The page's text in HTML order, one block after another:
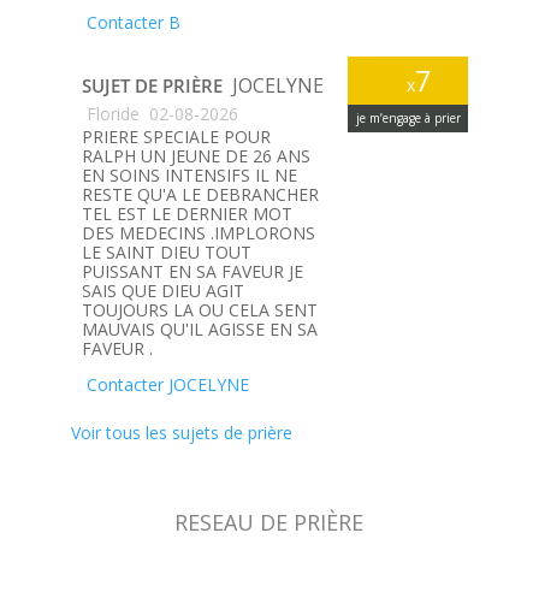
Contacter B
x7
je m’engage à prier
SUJET DE PRIÈRE JOCELYNE
Floride 02-08-2026
PRIERE SPECIALE POUR
RALPH UN JEUNE DE 26 ANS
EN SOINS INTENSIFS IL NE
RESTE QU'A LE DEBRANCHER
TEL EST LE DERNIER MOT
DES MEDECINS .IMPLORONS
LE SAINT DIEU TOUT
PUISSANT EN SA FAVEUR JE
SAIS QUE DIEU AGIT
TOUJOURS LA OU CELA SENT
MAUVAIS QU'IL AGISSE EN SA
FAVEUR .
Contacter JOCELYNE
Voir tous les sujets de prière
RESEAU DE PRIÈRE